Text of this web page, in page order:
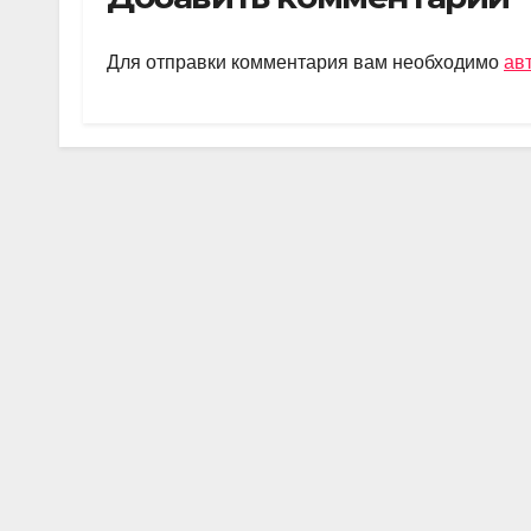
gr
a
s
A
p
o
kl
ss
а
в
ть
Для отправки комментария вам необходимо